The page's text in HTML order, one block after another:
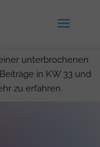
unterbrochenen
in KW 33 und
zu erfahren.